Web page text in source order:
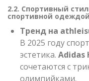
2.2. Спортивный
спортивной одеждой
Тренд на
В 2025 году
эстетика. Adidas
сочетаются с
олимпийками.